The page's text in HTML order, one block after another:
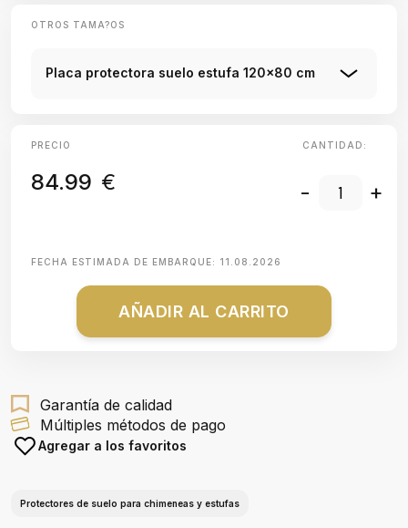
OTROS TAMA?OS
Placa protectora suelo estufa 120x80 cm
PRECIO
84.99 €
CANTIDAD:
- +
FECHA ESTIMADA DE EMBARQUE: 11.08.2026
AÑADIR AL CARRITO
Garantía de calidad
Múltiples métodos de pago
Agregar a los favoritos
Protectores de suelo para chimeneas y estufas